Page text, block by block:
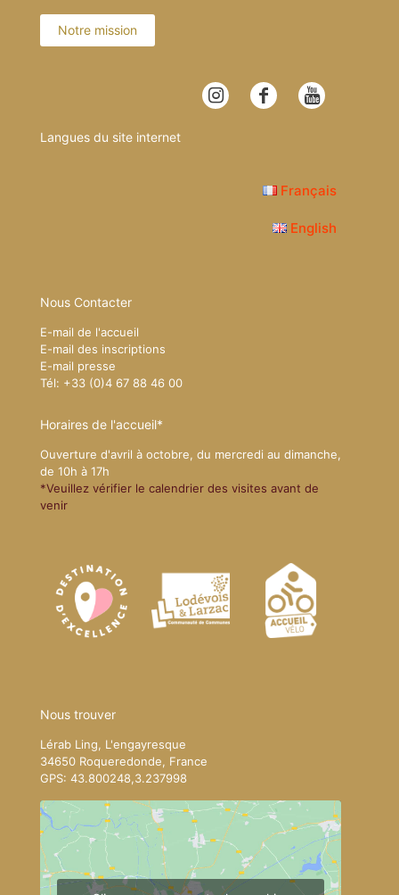
Notre mission
Langues du site internet
Français
English
Nous Contacter
E-mail de l'accueil
E-mail des inscriptions
E-mail presse
Tél: +33 (0)4 67 88 46 00
Horaires de l'accueil*
Ouverture d'avril à octobre, du mercredi au dimanche,
de 10h à 17h
*Veuillez vérifier le calendrier des visites avant de
venir
Nous trouver
Lérab Ling, L'engayresque
34650 Roqueredonde, France
GPS: 43.800248,3.237998